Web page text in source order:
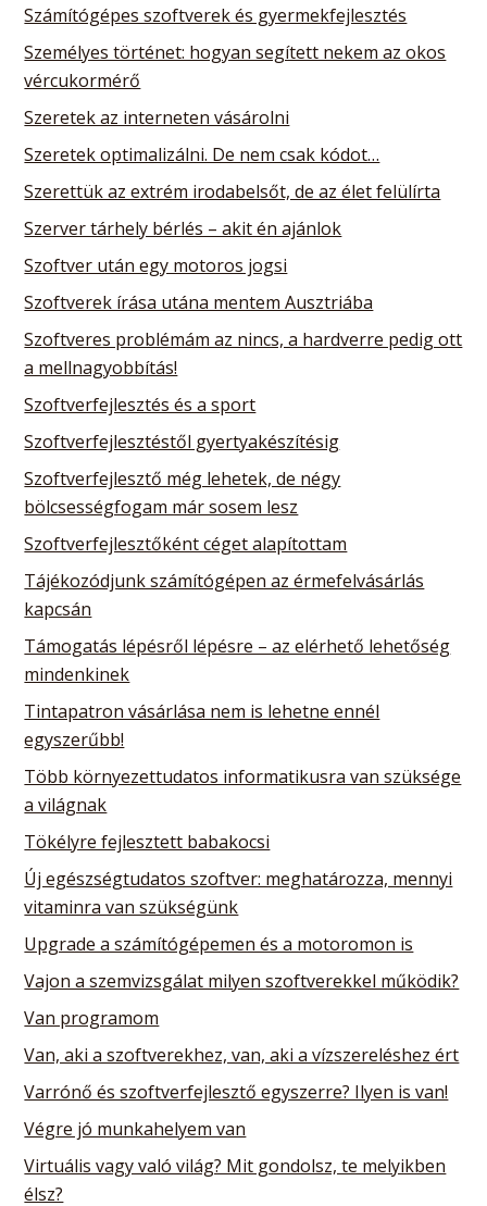
Számítógépes szoftverek és gyermekfejlesztés
Személyes történet: hogyan segített nekem az okos
vércukormérő
Szeretek az interneten vásárolni
Szeretek optimalizálni. De nem csak kódot…
Szerettük az extrém irodabelsőt, de az élet felülírta
Szerver tárhely bérlés – akit én ajánlok
Szoftver után egy motoros jogsi
Szoftverek írása utána mentem Ausztriába
Szoftveres problémám az nincs, a hardverre pedig ott
a mellnagyobbítás!
Szoftverfejlesztés és a sport
Szoftverfejlesztéstől gyertyakészítésig
Szoftverfejlesztő még lehetek, de négy
bölcsességfogam már sosem lesz
Szoftverfejlesztőként céget alapítottam
Tájékozódjunk számítógépen az érmefelvásárlás
kapcsán
Támogatás lépésről lépésre – az elérhető lehetőség
mindenkinek
Tintapatron vásárlása nem is lehetne ennél
egyszerűbb!
Több környezettudatos informatikusra van szüksége
a világnak
Tökélyre fejlesztett babakocsi
Új egészségtudatos szoftver: meghatározza, mennyi
vitaminra van szükségünk
Upgrade a számítógépemen és a motoromon is
Vajon a szemvizsgálat milyen szoftverekkel működik?
Van programom
Van, aki a szoftverekhez, van, aki a vízszereléshez ért
Varrónő és szoftverfejlesztő egyszerre? Ilyen is van!
Végre jó munkahelyem van
Virtuális vagy való világ? Mit gondolsz, te melyikben
élsz?